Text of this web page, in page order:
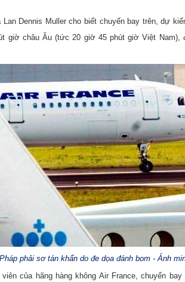
Lan Dennis Muller cho biết chuyến bay trên, dự
giờ châu Âu (tức 20 giờ 45 phút giờ Việt Nam),
phải sơ tán khẩn do đe dọa đánh bom - Ảnh
của hãng hàng không Air France, chuyến